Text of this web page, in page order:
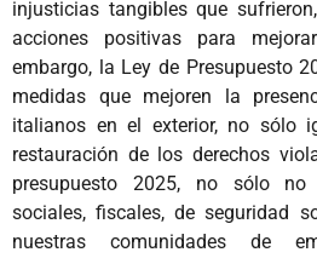
injusticias tangibles que
acciones positivas para
embargo, la Ley de Presupuesto
medidas que mejoren la
italianos en el exterior, no sólo
restauración de los derechos
presupuesto 2025, no sólo
sociales, fiscales, de seguridad
nuestras comunidades de